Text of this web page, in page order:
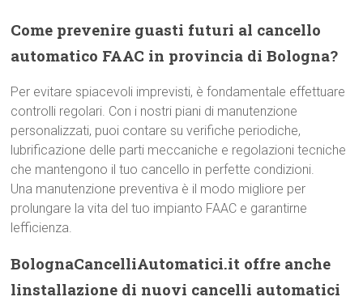
Come prevenire guasti futuri al cancello
automatico FAAC in provincia di Bologna?
Per evitare spiacevoli imprevisti, è fondamentale effettuare
controlli regolari. Con i nostri piani di manutenzione
personalizzati, puoi contare su verifiche periodiche,
lubrificazione delle parti meccaniche e regolazioni tecniche
che mantengono il tuo cancello in perfette condizioni.
Una manutenzione preventiva è il modo migliore per
prolungare la vita del tuo impianto FAAC e garantirne
lefficienza.
BolognaCancelliAutomatici.it offre anche
linstallazione di nuovi cancelli automatici